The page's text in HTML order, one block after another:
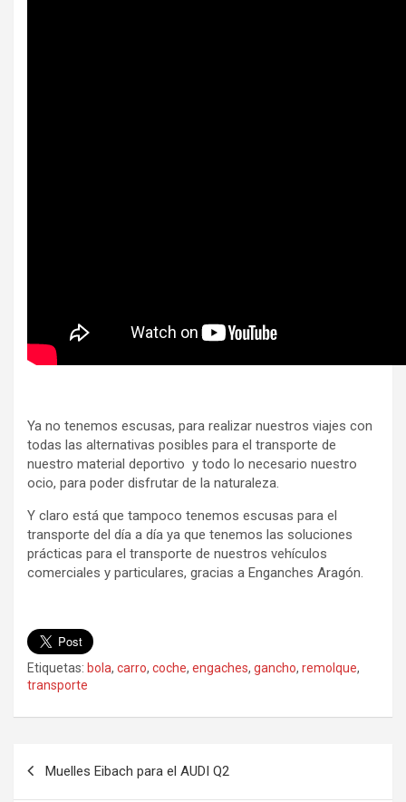
Ya no tenemos escusas, para realizar nuestros viajes con
todas las alternativas posibles para el transporte de
nuestro material deportivo y todo lo necesario nuestro
ocio, para poder disfrutar de la naturaleza.
Y claro está que tampoco tenemos escusas para el
transporte del día a día ya que tenemos las soluciones
prácticas para el transporte de nuestros vehículos
comerciales y particulares, gracias a Enganches Aragón.
Etiquetas: bola, carro, coche, engaches, gancho, remolque,
transporte
Muelles Eibach para el AUDI Q2